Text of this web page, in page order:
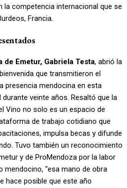
la competencia internacional que se
Francia.
de Emetur, Gabriela Testa, abrió la
que transmitieron el
presencia mendocina en esta
veinte años. Resaltó que la
Vino no solo es un espacio de
de trabajo cotidiano que
impulsa becas y difunde
Tuvo también un reconocimiento
y de ProMendoza por la labor
mendocino, “esa mano de obra
hace posible que este año